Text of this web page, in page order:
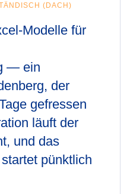
(DACH)
Modelle für
— ein
der
gefressen
läuft der
und das
pünktlich